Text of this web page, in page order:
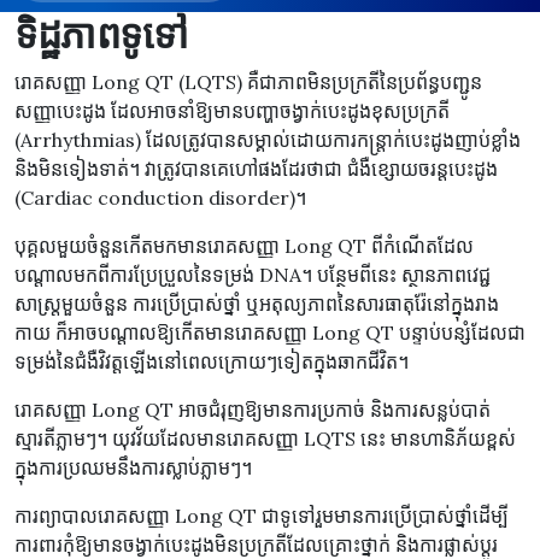
ទិដ្ឋភាពទូទៅ
រោគសញ្ញា Long QT (LQTS) គឺជាភាពមិនប្រក្រតីនៃប្រព័ន្ធបញ្ជូន
សញ្ញាបេះដូង ដែលអាចនាំឱ្យមានបញ្ហាចង្វាក់បេះដូងខុសប្រក្រតី
(Arrhythmias) ដែលត្រូវបានសម្គាល់ដោយការកន្ត្រាក់បេះដូងញាប់ខ្លាំង
និងមិនទៀងទាត់។ វាត្រូវបានគេហៅផងដែរថាជា ជំងឺខ្សោយចរន្តបេះដូង
(Cardiac conduction disorder)។
បុគ្គលមួយចំនួនកើតមកមានរោគសញ្ញា Long QT ពីកំណើតដែល
បណ្តាលមកពីការប្រែប្រួលនៃទម្រង់ DNA។ បន្ថែមពីនេះ ស្ថានភាពវេជ្ជ
សាស្ត្រមួយចំនួន ការប្រើប្រាស់ថ្នាំ ឬអតុល្យភាពនៃសារធាតុរ៉ែនៅក្នុងរាង
កាយ ក៏អាចបណ្តាលឱ្យកើតមានរោគសញ្ញា Long QT បន្ទាប់បន្សំដែលជា
ទម្រង់នៃជំងឺវិវត្តឡើងនៅពេលក្រោយៗទៀតក្នុងឆាកជីវិត។
រោគសញ្ញា Long QT អាចជំរុញឱ្យមានការប្រកាច់ និងការសន្លប់បាត់
ស្មារតីភ្លាមៗ។ យុវវ័យដែលមានរោគសញ្ញា LQTS នេះ មានហានិភ័យខ្ពស់
ក្នុងការប្រឈមនឹងការស្លាប់ភ្លាមៗ។
ការព្យាបាលរោគសញ្ញា Long QT ជាទូទៅរួមមានការប្រើប្រាស់ថ្នាំដើម្បី
ការពារកុំឱ្យមានចង្វាក់បេះដូងមិនប្រក្រតីដែលគ្រោះថ្នាក់ និងការផ្លាស់ប្តូរ